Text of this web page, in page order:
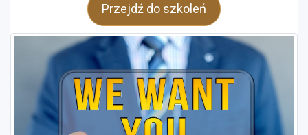
Przejdź do szkoleń